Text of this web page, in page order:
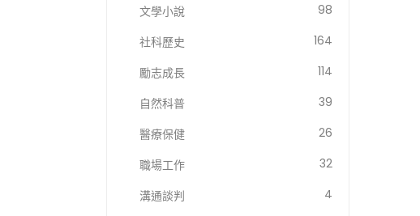
文學小說
98
社科歷史
164
勵志成長
114
自然科普
39
醫療保健
26
職場工作
32
溝通談判
4